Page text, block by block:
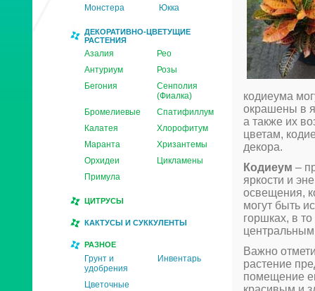
Монстера Юкка
ДЕКОРАТИВНО-ЦВЕТУЩИЕ
РАСТЕНИЯ
Азалия
Рео
Антуриум
Розы
Бегония
Сенполия
(Фиалка)
Бромелиевые
Спатифиллум
Калатея
Хлорофитум
Маранта
Хризантемы
Орхидеи
Цикламены
Примула
ЦИТРУСЫ
КАКТУСЫ И СУККУЛЕНТЫ
РАЗНОЕ
Грунт и
удобрения
Инвентарь
Цветочные
кодиеума
окрашены в
а также их
цветам,
декора.
Кодиеум –
яркости и
освещения,
могут быть
горшках, в
Важно
растение
помещение